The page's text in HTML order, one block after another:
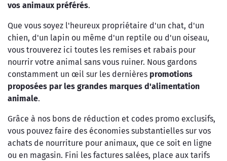
vos animaux préférés.
Que vous soyez l'heureux propriétaire d'un chat, d'un
chien, d'un lapin ou même d'un reptile ou d'un oiseau,
vous trouverez ici toutes les remises et rabais pour
nourrir votre animal sans vous ruiner. Nous gardons
constamment un œil sur les dernières promotions
proposées par les grandes marques d'alimentation
animale.
Grâce à nos bons de réduction et codes promo exclusifs,
vous pouvez faire des économies substantielles sur vos
achats de nourriture pour animaux, que ce soit en ligne
ou en magasin. Fini les factures salées, place aux tarifs